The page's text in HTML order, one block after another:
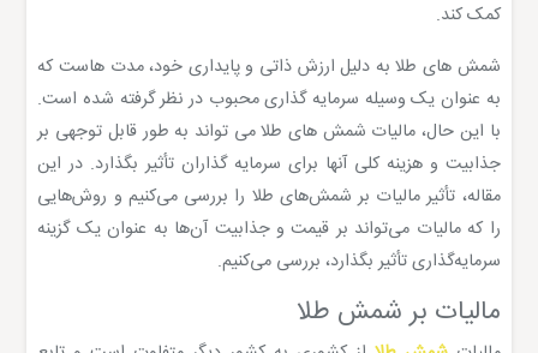
کمک کند.
شمش های طلا به دلیل ارزش ذاتی و پایداری خود، مدت هاست که
به عنوان یک وسیله سرمایه گذاری محبوب در نظر گرفته شده است.
با این حال، مالیات شمش های طلا می تواند به طور قابل توجهی بر
جذابیت و هزینه کلی آنها برای سرمایه گذاران تأثیر بگذارد. در این
مقاله، تأثیر مالیات بر شمش‌های طلا را بررسی می‌کنیم و روش‌هایی
را که مالیات می‌تواند بر قیمت و جذابیت آن‌ها به عنوان یک گزینه
سرمایه‌گذاری تأثیر بگذارد، بررسی می‌کنیم.
مالیات بر شمش طلا